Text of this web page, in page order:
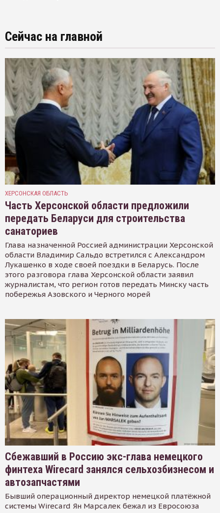
Сейчас на главной
ХЕРСОНСКАЯ ОБЛАСТЬ
Часть Херсонской области предложили
передать Беларуси для строительства
санаториев
Глава назначенной Россией администрации Херсонской
области Владимир Сальдо встретился с Александром
Лукашенко в ходе своей поездки в Беларусь. После
этого разговора глава Херсонской области заявил
журналистам, что регион готов передать Минску часть
побережья Азовского и Черного морей
Сбежавший в Россию экс-глава немецкого
финтеха Wirecard занялся сельхозбизнесом и
автозапчастями
Бывший операционный директор немецкой платёжной
системы Wirecard Ян Марсалек бежал из Евросоюза